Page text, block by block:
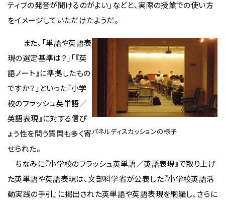
ティブの発音が聞けるのがよい」などと、実際の授業での使い方
をイメージしていただけたようだ。
パネルディスカッションの様子
また、「単語や英語表
現の選定基準は？」「『英
語ノート』に準拠したもの
ですか？」といった『小学
校のフラッシュ英単語／
英語表現』に対する信ぴ
ょう性を問う質問も多く寄
せられた。
ちなみに『小学校のフラッシュ英単語／英語表現』で取り上げ
た英単語や英語表現は、文部科学省が公表した『小学校英語活
動実践の手引』に掲出された英単語や英語表現を網羅し、さらに